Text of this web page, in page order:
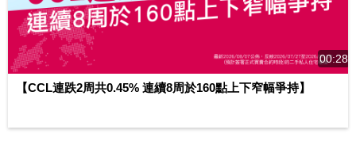
00:28
【CCL連跌2周共0.45% 連續8周於160點上下窄幅爭持】